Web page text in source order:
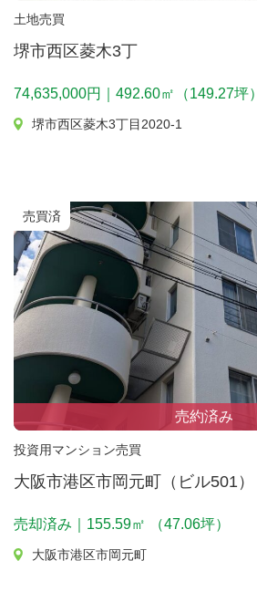
土地売買
堺市西区菱木3丁
74,635,000円｜492.60㎡（149.27坪）
堺市西区菱木3丁目2020-1
売買済
売約済み
投資用マンション売買
大阪市港区市岡元町（ビル501）
売却済み｜155.59㎡ （47.06坪）
大阪市港区市岡元町